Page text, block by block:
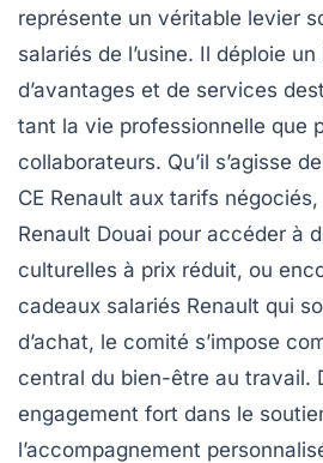
représente un véritable levier
salariés de l’usine. Il déploie
d’avantages et de services
tant la vie professionnelle que
collaborateurs. Qu’il s’agisse
CE Renault aux tarifs
Renault Douai pour accéder à
culturelles à prix réduit, ou
cadeaux salariés Renault qui
d’achat, le comité s’impose
central du bien-être au travail.
engagement fort dans le
l’accompagnement